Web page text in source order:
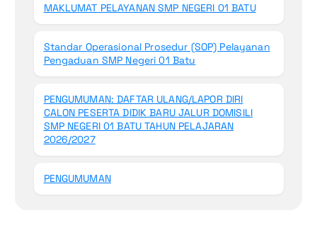
MAKLUMAT PELAYANAN SMP NEGERI 01 BATU
Standar Operasional Prosedur (SOP) Pelayanan
Pengaduan SMP Negeri 01 Batu
PENGUMUMAN: DAFTAR ULANG/LAPOR DIRI
CALON PESERTA DIDIK BARU JALUR DOMISILI
SMP NEGERI 01 BATU TAHUN PELAJARAN
2026/2027
PENGUMUMAN